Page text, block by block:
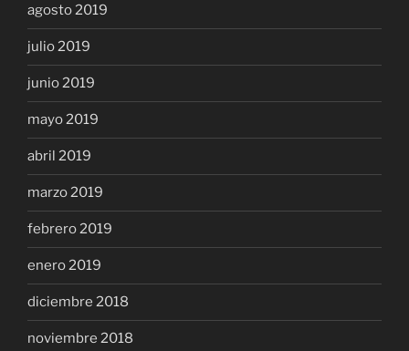
agosto 2019
julio 2019
junio 2019
mayo 2019
abril 2019
marzo 2019
febrero 2019
enero 2019
diciembre 2018
noviembre 2018